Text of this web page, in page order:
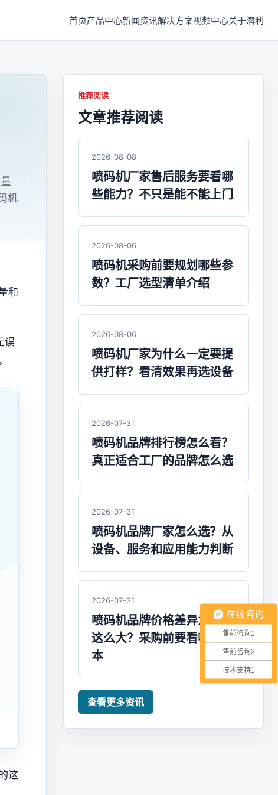
首页产品中心新闻资讯解决方案视频中心关于潜利
机
和
误
这
推荐阅读
文章推荐阅读
2026-08-08
喷码机厂家售后服务要看哪
些能力？不只是能不能上门
2026-08-06
喷码机采购前要规划哪些参
数？工厂选型清单介绍
2026-08-06
喷码机厂家为什么一定要提
供打样？看清效果再选设备
2026-07-31
喷码机品牌排行榜怎么看？
真正适合工厂的品牌怎么选
2026-07-31
喷码机品牌厂家怎么选？从
设备、服务和应用能力判断
2026-07-31
喷码机品牌价格差异为什么
这么大？采购前要看哪些成
本
查看更多资讯
在线咨询
售前咨询1
售前咨询2
技术支持1